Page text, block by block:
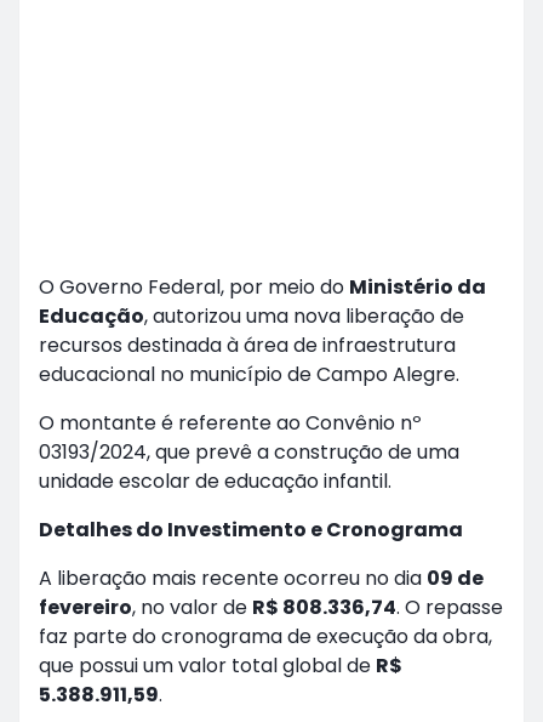
O Governo Federal, por meio do Ministério da
Educação, autorizou uma nova liberação de
recursos destinada à área de infraestrutura
educacional no município de Campo Alegre.
O montante é referente ao Convênio nº
03193/2024, que prevê a construção de uma
unidade escolar de educação infantil.
Detalhes do Investimento e Cronograma
A liberação mais recente ocorreu no dia 09 de
fevereiro, no valor de R$ 808.336,74. O repasse
faz parte do cronograma de execução da obra,
que possui um valor total global de R$
5.388.911,59.